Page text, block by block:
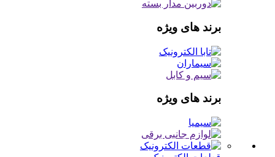
برند های ویژه
برند های ویژه